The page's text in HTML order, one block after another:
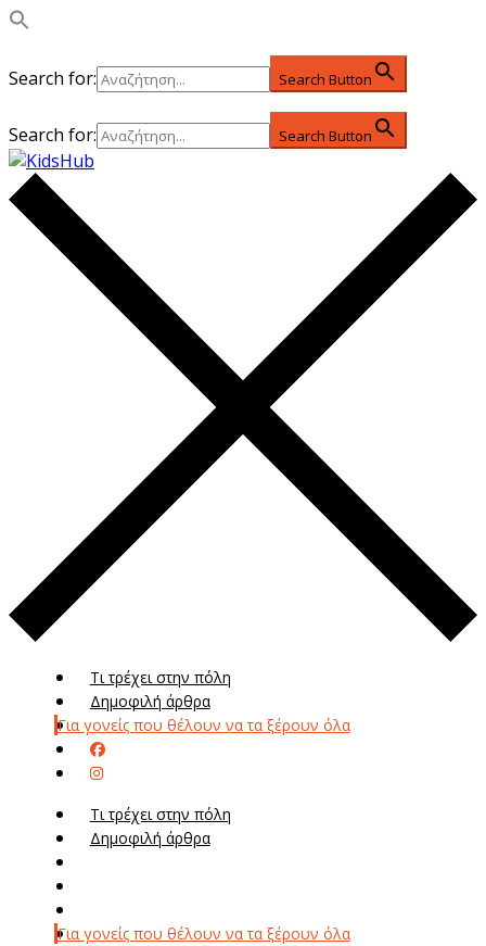
Search for: Search Button
Search for: Search Button
Τι τρέχει στην πόλη
Δημοφιλή άρθρα
Για γονείς που θέλουν να τα ξέρουν όλα
Τι τρέχει στην πόλη
Δημοφιλή άρθρα
Για γονείς που θέλουν να τα ξέρουν όλα